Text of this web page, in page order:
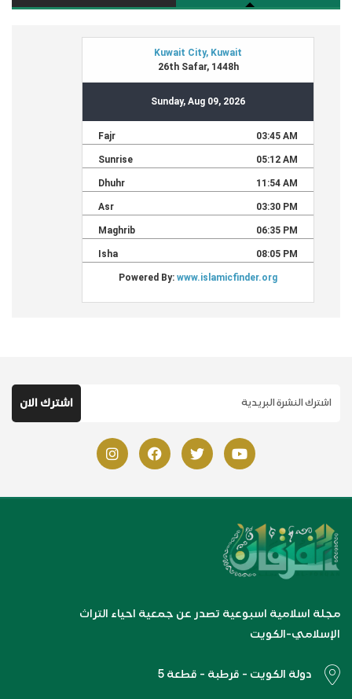
مجلة اسلامية اسبوعية تصدر عن جمعية احياء التراث
الإسلامي-الكويت
دولة الكويت - قرطبة - قطعة 5